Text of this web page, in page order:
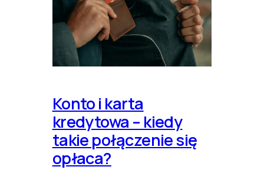
Konto i karta
kredytowa – kiedy
takie połączenie się
opłaca?